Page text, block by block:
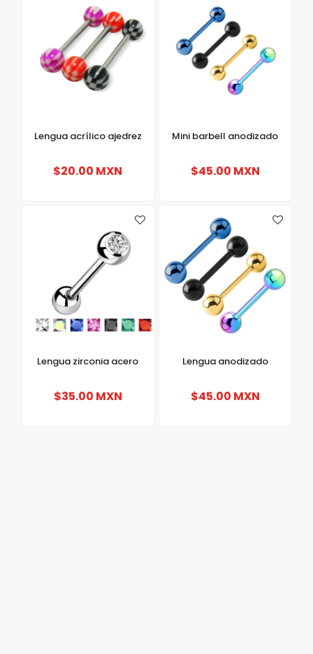
Lengua acrílico ajedrez
$20.00 MXN
Mini barbell anodizado
$45.00 MXN
Lengua zirconia acero
$35.00 MXN
Lengua anodizado
$45.00 MXN